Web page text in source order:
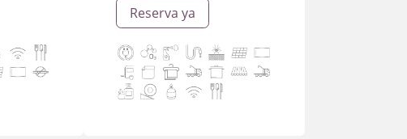
Reserva ya